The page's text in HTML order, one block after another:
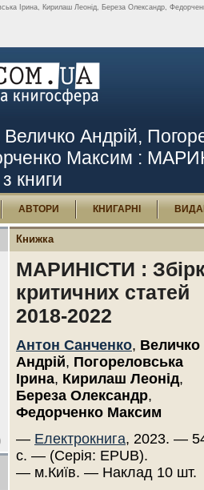
Ірина, Кирилаш Леонід, Береза Олександр,
Андрій,
Максим :
книги
АВТОРИ КНИГАРНІ
Книжка
МАРИНІСТИ :
критичних статей
2018-2022
Антон Санченко, Величко
Андрій, Погореловська
Ірина, Кирилаш Леонід,
Береза Олександр,
Федорченко Максим
— Електрокнига, 2023. —
с. — (Серія: EPUB).
— м.Київ. — Наклад 10 шт.